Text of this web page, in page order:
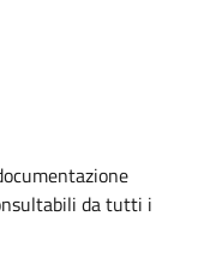
da tutti i